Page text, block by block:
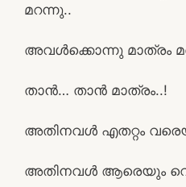
മറന്നു..
അവൾക്കൊന്നു മാത്രം
താൻ… താൻ മാത്രം..!
അതിനവൾ എതറ്റം
അതിനവൾ ആരെയും